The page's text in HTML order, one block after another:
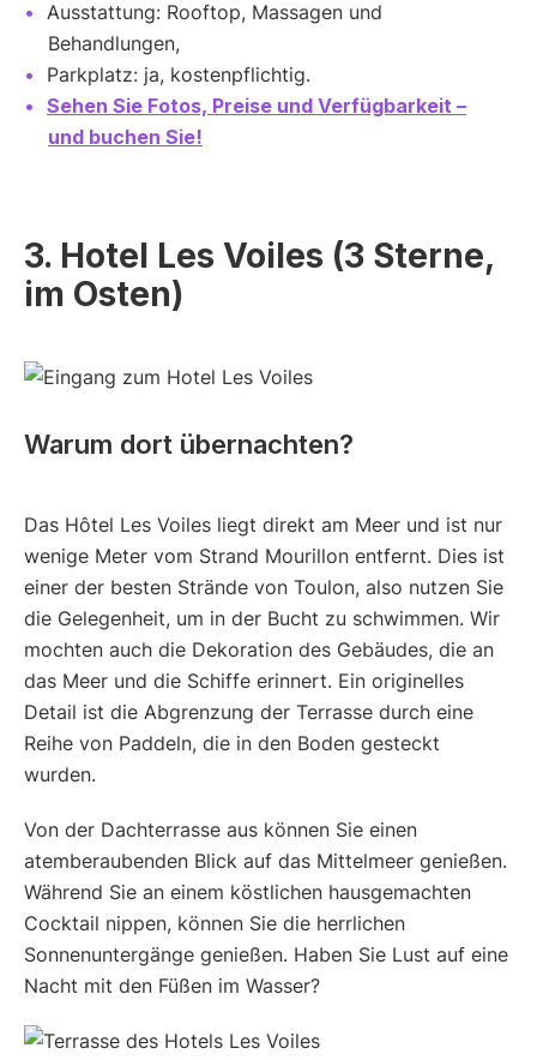
Ausstattung: Rooftop, Massagen und
Behandlungen,
Parkplatz: ja, kostenpflichtig.
Sehen Sie Fotos, Preise und Verfügbarkeit –
und buchen Sie!
3. Hotel Les Voiles (3 Sterne,
im Osten)
Warum dort übernachten?
Das Hôtel Les Voiles liegt direkt am Meer und ist nur
wenige Meter vom Strand Mourillon entfernt. Dies ist
einer der besten Strände von Toulon, also nutzen Sie
die Gelegenheit, um in der Bucht zu schwimmen. Wir
mochten auch die Dekoration des Gebäudes, die an
das Meer und die Schiffe erinnert. Ein originelles
Detail ist die Abgrenzung der Terrasse durch eine
Reihe von Paddeln, die in den Boden gesteckt
wurden.
Von der Dachterrasse aus können Sie einen
atemberaubenden Blick auf das Mittelmeer genießen.
Während Sie an einem köstlichen hausgemachten
Cocktail nippen, können Sie die herrlichen
Sonnenuntergänge genießen. Haben Sie Lust auf eine
Nacht mit den Füßen im Wasser?